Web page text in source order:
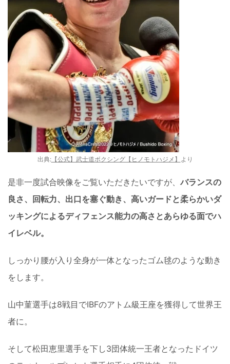
出典:【公式】武士道ボクシング【ヒノモトハジメ】 より
是非一度試合映像をご覧いただきたいですが、 バランスの
良さ、回転力、出口を塞ぐ動き、高いガードと柔らかいダ
ッキングによるディフェンス能力の高さとあらゆる面でハ
イレベル。
しっかり腰が入り全身が一体となったゴム毬のような動き
をします。
山中菫選手は8戦目でIBFのアトム級王座を獲得して世界王
者に。
そして松田恵里選手を下し3団体統一王者となったドイツ